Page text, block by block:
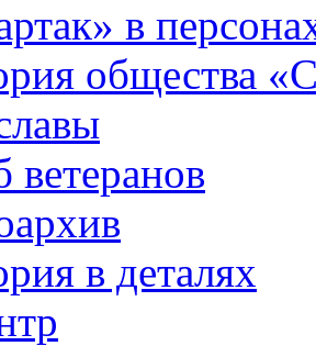
в
общества
ветеранов
в деталях